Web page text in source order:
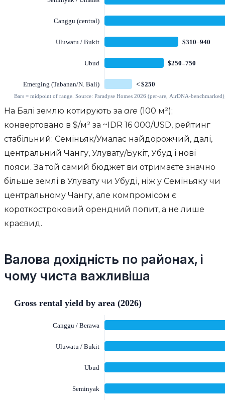
На Балі землю котирують за are (100 м²);
конвертовано в $/м² за ~IDR 16 000/USD, рейтинг
стабільний: Семіньяк/Умалас найдорожчий, далі,
центральний Чангу, Улувату/Букіт, Убуд і нові
пояси. За той самий бюджет ви отримаєте значно
більше землі в Улувату чи Убуді, ніж у Семіньяку чи
центральному Чангу, але компромісом є
короткостроковий орендний попит, а не лише
краєвид.
Валова дохідність по районах, і
чому чиста важливіша